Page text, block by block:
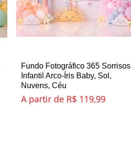
Visualização rápida
Fundo Fotográfico 365 Sorrisos
Infantil Arco-Íris Baby, Sol,
Nuvens, Céu
A partir de R$ 119,99
Preço promocional